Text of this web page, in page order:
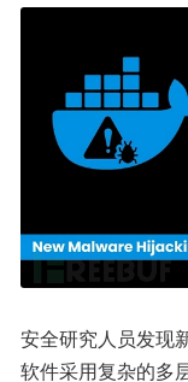
安全研究人员发现
软件采用复杂的多